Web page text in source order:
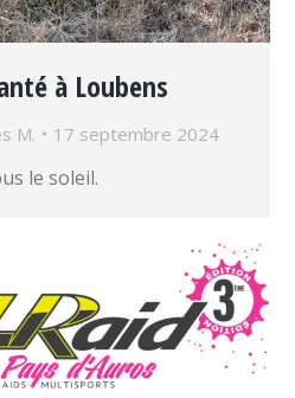
à Loubens
M. 17 septembre 2024
le soleil.